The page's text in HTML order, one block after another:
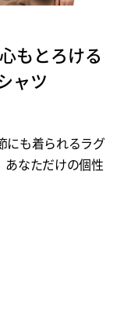
もとろける
ャツ
にも着られるラグ
あなただけの個性